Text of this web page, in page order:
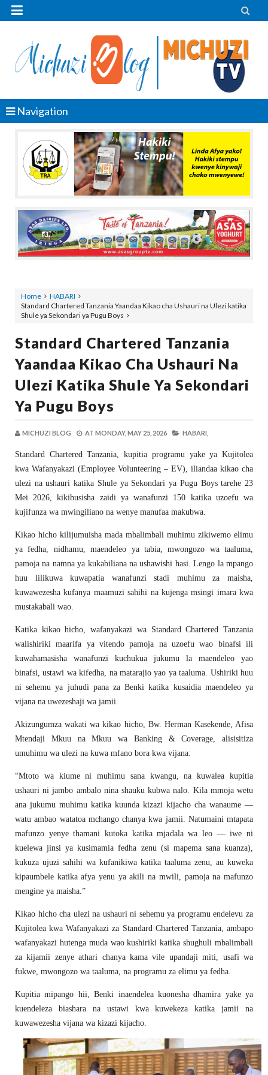
 
Navigation
Home
HABARI
Standard Chartered Tanzania Yaandaa Kikao cha Ushauri na Ulezi katika
Shule ya Sekondari ya Pugu Boys
Standard Chartered Tanzania
Yaandaa Kikao Cha Ushauri Na
Ulezi Katika Shule Ya Sekondari
Ya Pugu Boys
MICHUZI BLOG AT MONDAY, MAY 25, 2026 HABARI,
Standard Chartered Tanzania, kupitia programu yake ya Kujitolea
kwa Wafanyakazi (Employee Volunteering – EV), iliandaa kikao cha
ulezi na ushauri katika Shule ya Sekondari ya Pugu Boys tarehe 23
Mei 2026, kikihusisha zaidi ya wanafunzi 150 katika uzoefu wa
kujifunza wa mwingiliano na wenye manufaa makubwa.
Kikao hicho kilijumuisha mada mbalimbali muhimu zikiwemo elimu
ya fedha, nidhamu, maendeleo ya tabia, mwongozo wa taaluma,
pamoja na namna ya kukabiliana na ushawishi hasi. Lengo la mpango
huu lilikuwa kuwapatia wanafunzi stadi muhimu za maisha,
kuwawezesha kufanya maamuzi sahihi na kujenga msingi imara kwa
mustakabali wao.
Katika kikao hicho, wafanyakazi wa Standard Chartered Tanzania
walishiriki maarifa ya vitendo pamoja na uzoefu wao binafsi ili
kuwahamasisha wanafunzi kuchukua jukumu la maendeleo yao
binafsi, ustawi wa kifedha, na matarajio yao ya taaluma. Ushiriki huu
ni sehemu ya juhudi pana za Benki katika kusaidia maendeleo ya
vijana na uwezeshaji wa jamii.
Akizungumza wakati wa kikao hicho, Bw. Herman Kasekende, Afisa
Mtendaji Mkuu na Mkuu wa Banking & Coverage, alisisitiza
umuhimu wa ulezi na kuwa mfano bora kwa vijana:
“Mtoto wa kiume ni muhimu sana kwangu, na kuwalea kupitia
ushauri ni jambo ambalo nina shauku kubwa nalo. Kila mmoja wetu
ana jukumu muhimu katika kuunda kizazi kijacho cha wanaume —
watu ambao watatoa mchango chanya kwa jamii. Natumaini mtapata
mafunzo yenye thamani kutoka katika mjadala wa leo — iwe ni
kuelewa jinsi ya kusimamia fedha zenu (si mapema sana kuanza),
kukuza ujuzi sahihi wa kufanikiwa katika taaluma zenu, au kuweka
kipaumbele katika afya yenu ya akili na mwili, pamoja na mafunzo
mengine ya maisha.”
Kikao hicho cha ulezi na ushauri ni sehemu ya programu endelevu za
Kujitolea kwa Wafanyakazi za Standard Chartered Tanzania, ambapo
wafanyakazi hutenga muda wao kushiriki katika shughuli mbalimbali
za kijamii zenye athari chanya kama vile upandaji miti, usafi wa
fukwe, mwongozo wa taaluma, na programu za elimu ya fedha.
Kupitia mipango hii, Benki inaendelea kuonesha dhamira yake ya
kuendeleza biashara na ustawi kwa kuwekeza katika jamii na
kuwawezesha vijana wa kizazi kijacho.